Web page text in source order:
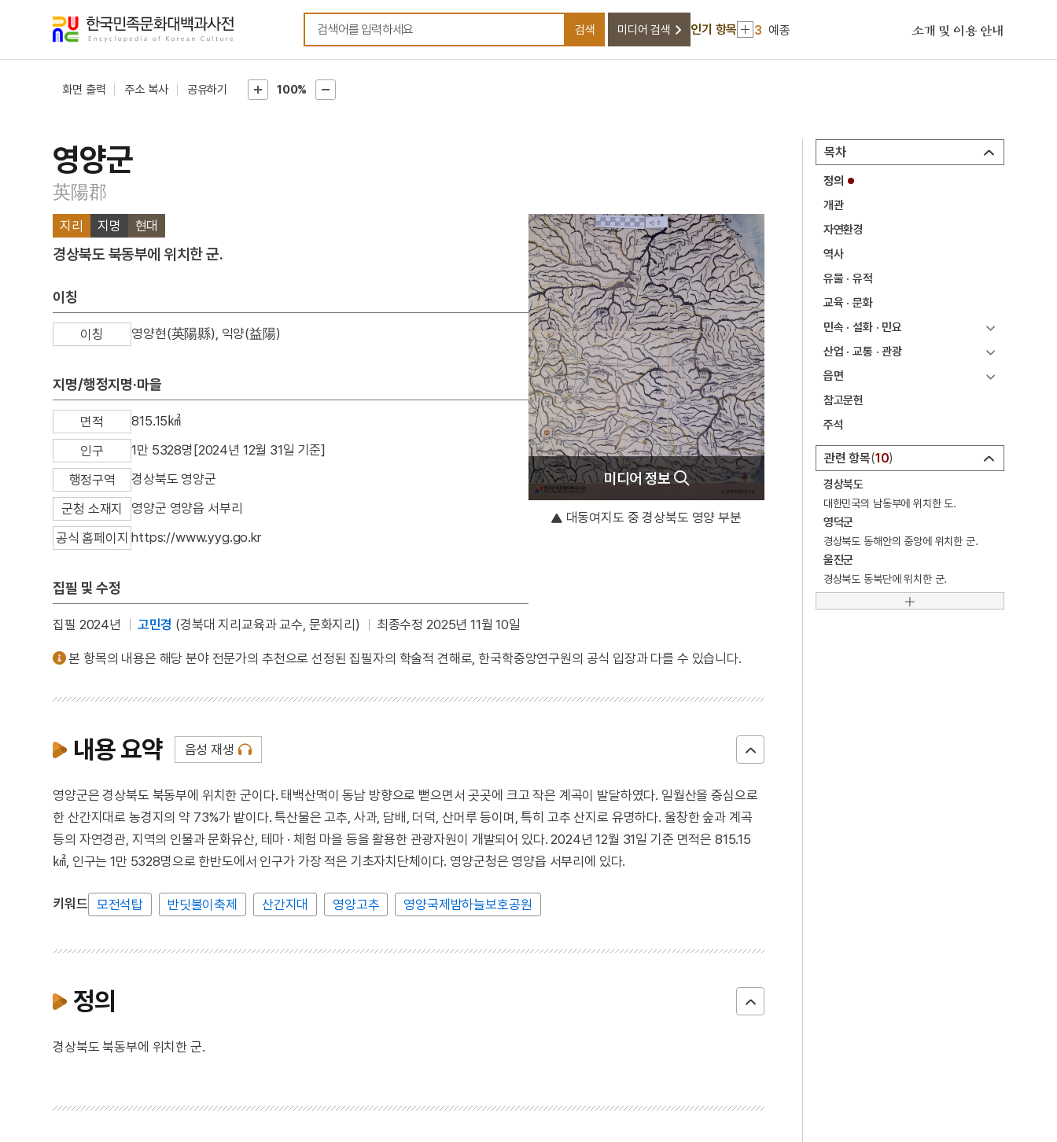
검색어를 입력하세요
검색 미디어 검색 인기 항목
3 예종
4 사육신
순군만호부
1
2
3
4
5
6
7
8
9
10
순군만호부
소개 및 이용 안내
화면 출력 주소 복사 공유하기 100%
목차
정의
개관
자연환경
역사
유물 · 유적
교육 · 문화
민속 · 설화 · 민요
산업 · 교통 · 관광
읍면
참고문헌
주석
관련 항목 10
경상북도
대한민국의 남동부에 위치한 도.
영덕군
경상북도 동해안의 중앙에 위치한 군.
울진군
경상북도 동북단에 위치한 군.
영양군
英陽郡
지리 지명 현대
경상북도 북동부에 위치한 군.
이칭
이칭 영양현(英陽縣), 익양(益陽)
지명/행정지명·마을
면적
815.15㎢
인구
1만 5328명[2024년 12월 31일 기준]
행정구역
경상북도 영양군
군청 소재지
영양군 영양읍 서부리
공식 홈페이지 https://www.yyg.go.kr
집필 및 수정
집필 2024년 고민경 (경북대 지리교육과 교수, 문화지리) 최종수정 2025년 11월 10일
미디어 정보
대동여지도 중 경상북도 영양 부분
본 항목의 내용은 해당 분야 전문가의 추천으로 선정된 집필자의 학술적 견해로, 한국학중앙연구원의 공식 입장과 다를 수 있습니다.
내용 요약 음성 재생
영양군은 경상북도 북동부에 위치한 군이다. 태백산맥이 동남 방향으로 뻗으면서 곳곳에 크고 작은 계곡이 발달하였다. 일월산을 중심으로
한 산간지대로 농경지의 약 73%가 밭이다. 특산물은 고추, 사과, 담배, 더덕, 산머루 등이며, 특히 고추 산지로 유명하다. 울창한 숲과 계곡
등의 자연경관, 지역의 인물과 문화유산, 테마 · 체험 마을 등을 활용한 관광자원이 개발되어 있다. 2024년 12월 31일 기준 면적은 815.15
㎢, 인구는 1만 5328명으로 한반도에서 인구가 가장 적은 기초자치단체이다. 영양군청은 영양읍 서부리에 있다.
키워드 모전석탑 반딧불이축제 산간지대 영양고추 영양국제밤하늘보호공원
정의
경상북도 북동부에 위치한 군.